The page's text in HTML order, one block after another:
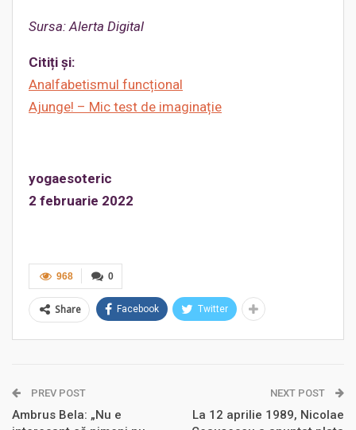
Sursa: Alerta Digital
Citiți și:
Analfabetismul funcțional
Ajunge! – Mic test de imaginație
yogaesoteric
2 februarie 2022
0
968
Share Facebook Twitter
PREV POST
Ambrus Bela: „Nu e
NEXT POST
La 12 aprilie 1989, Nicolae